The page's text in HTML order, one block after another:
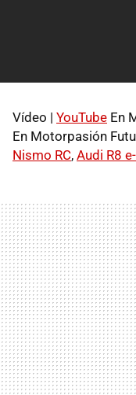
Vídeo | YouTube En
En Motorpasión
Nismo RC, Audi R8